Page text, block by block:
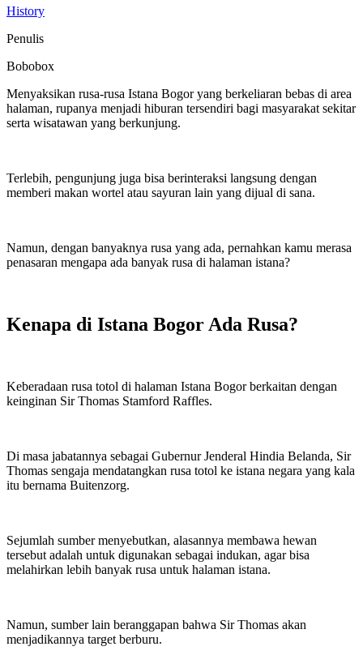
History
Penulis
Bobobox
Menyaksikan rusa-rusa Istana Bogor yang berkeliaran bebas di area
halaman, rupanya menjadi hiburan tersendiri bagi masyarakat sekitar
serta wisatawan yang berkunjung.
Terlebih, pengunjung juga bisa berinteraksi langsung dengan
memberi makan wortel atau sayuran lain yang dijual di sana.
Namun, dengan banyaknya rusa yang ada, pernahkan kamu merasa
penasaran mengapa ada banyak rusa di halaman istana?
Kenapa di Istana Bogor Ada Rusa?
Keberadaan rusa totol di halaman Istana Bogor berkaitan dengan
keinginan Sir Thomas Stamford Raffles.
Di masa jabatannya sebagai Gubernur Jenderal Hindia Belanda, Sir
Thomas sengaja mendatangkan rusa totol ke istana negara yang kala
itu bernama Buitenzorg.
Sejumlah sumber menyebutkan, alasannya membawa hewan
tersebut adalah untuk digunakan sebagai indukan, agar bisa
melahirkan lebih banyak rusa untuk halaman istana.
Namun, sumber lain beranggapan bahwa Sir Thomas akan
menjadikannya target berburu.